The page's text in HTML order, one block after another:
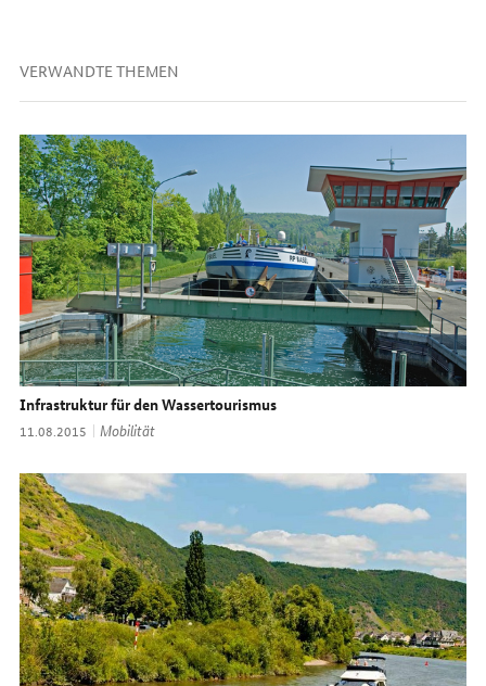
VERWANDTE THEMEN
Infrastruktur für den Wassertourismus
Datum:
11.08.2015 Thema:
Mobilität